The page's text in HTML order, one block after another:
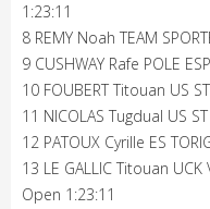
1:23:11
8 REMY Noah TEAM
9 CUSHWAY Rafe POLE
10 FOUBERT Titouan US
11 NICOLAS Tugdual US
12 PATOUX Cyrille ES
13 LE GALLIC Titouan UCK
Open 1:23:11